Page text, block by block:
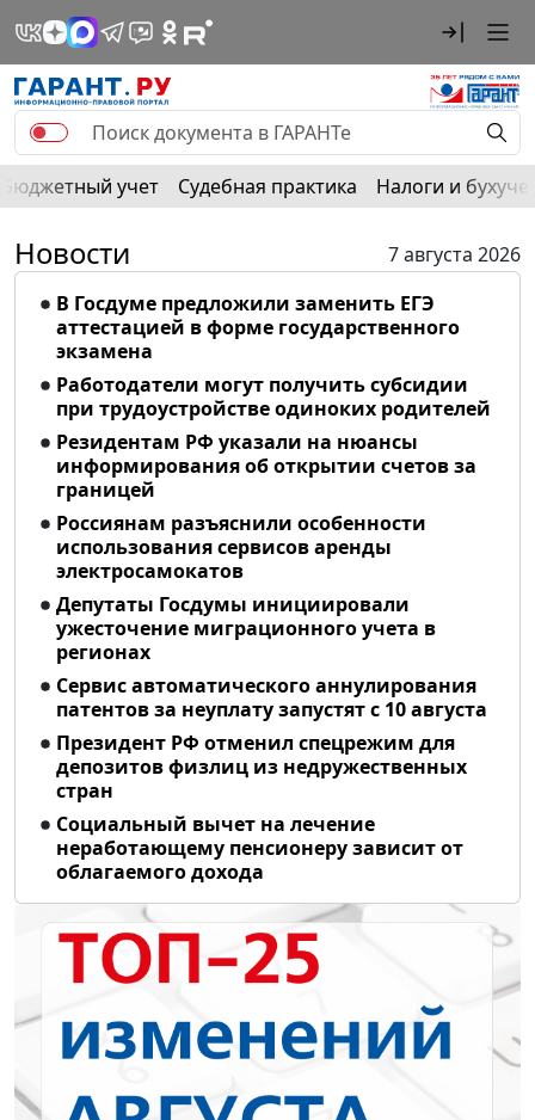
Бюджетный учет Судебная практика Налоги и
Новости
7 августа 2026
В Госдуме предложили заменить ЕГЭ
аттестацией в форме государственного
экзамена
Работодатели могут получить субсидии
при трудоустройстве одиноких родителей
Резидентам РФ указали на нюансы
информирования об открытии счетов за
границей
Россиянам разъяснили особенности
использования сервисов аренды
электросамокатов
Депутаты Госдумы инициировали
ужесточение миграционного учета в
регионах
Сервис автоматического аннулирования
патентов за неуплату запустят с 10 августа
Президент РФ отменил спецрежим для
депозитов физлиц из недружественных
стран
Социальный вычет на лечение
неработающему пенсионеру зависит от
облагаемого дохода